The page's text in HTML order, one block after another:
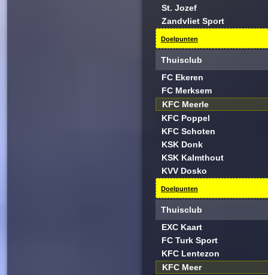
St. Jozef
Zandvliet Sport
Doelpunten
Thuisclub
FC Ekeren
FC Merksem
KFC Meerle
KFC Poppel
KFC Schoten
KSK Donk
KSK Kalmthout
KVV Dosko
Doelpunten
Thuisclub
EXC Kaart
FC Turk Sport
KFC Lentezon
KFC Meer